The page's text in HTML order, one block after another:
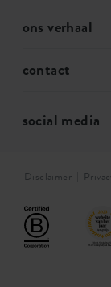
ons verhaal
contact
social media
Disclaimer